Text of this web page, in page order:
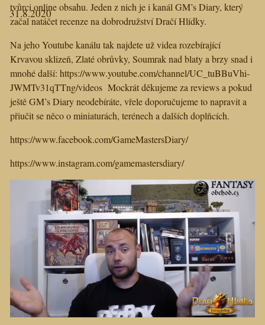
31.8.2020
tvůrci online obsahu. Jeden z nich je i kanál GM’s Diary, který
začal natáčetrecenze na dobrodružství Dračí Hlídky.
Na jeho Youtube kanálu tak najdete už videa rozebírající
Krvavou sklizeň, Zlaté obrůvky, Soumrak nad blaty a brzy snad i
mnohé další: https://www.youtube.com/channel/UC_tuBBuVhi-
JWMTv31qTTng/videos Mockrát děkujeme za reviews a pokud
ještě GM’s Diary neodebíráte, vřele doporučujeme to napravit a
přiučit se něco o miniaturách, terénech a dalších doplňcích.
https://www.facebook.com/GameMastersDiary/
https://www.instagram.com/gamemastersdiary/